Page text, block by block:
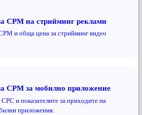
CPM на стрийминг реклами
и обща цена за стрийминг видео
CPM за мобилно приложение
и показателите за приходите на
приложения.